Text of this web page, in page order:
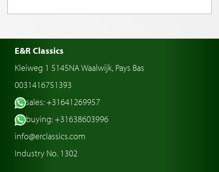
E&R Classics
Kleiweg 1 5145NA Waalwijk, Pays Bas
0031416751393
sales: +31641269957
buying: +31638603996
info@erclassics.com
Industry No. 1302